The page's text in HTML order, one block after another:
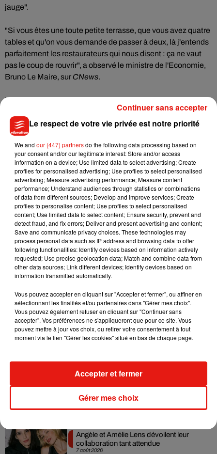
jauge".
"Si vous êtes une toute petite terrasse, que vous avez quatre
tables et qu'on vous demande de passer à deux, là j'entends
parfaitement les restaurateurs qui nous disent : ça ne vaut
pas le coup de rouvrir", a observé le ministre de l'Economie,
Bruno Le Maire, sur CNews.
Le Premier ministre doit trancher "dans la journée", a
(Avec AFP)
Musique
7 août 2026
Julien Lieb s’essaye à la vie de chatelain
dans son nouveau clip
7 août 2026
Madonna sort enfin le remix de « Love
Sensation » avec Kylie Minogue
Tayc et Didi B dévoilent le single le plus
dansant de l’année
7 août 2026
Angèle et Amélie Lens dévoilent leur
collaboration tant attendue
Le respect de votre vie privée est notre priorité
We and our (447) partnersdo the following data processing based on
your consent and/or our legitimate interest: Store and/or access
information on a device; Use limited data to select advertising; Create
profiles for personalised advertising; Use profiles to select personalised
advertising; Measure advertising performance; Measure content
performance; Understand audiences through statistics or combinations
of data from different sources; Develop and improve services; Create
profiles to personalise content; Use profiles to select personalised
content; Use limited data to select content; Ensure security, prevent and
detect fraud, and fix errors; Deliver and present advertising and content;
Save and communicate privacy choices. These technologies may
process personal data such as IP address and browsing data to offer
following functionalities: Identify devices based on information actively
requested; Use precise geolocation data; Match and combine data from
other data sources; Link different devices; Identify devices based on
information transmitted automatically.
Vous pouvez accepter en cliquant sur "Accepter et fermer", ou affiner en
sélectionnant les finalités et/ou partenaires dans "Gérer mes choix".
Vous pouvez également refuser en cliquant sur "Continuer sans
accepter". Vos préférences ne s'appliqueront que pour ce site. Vous
pouvez mettre à jour vos choix, ou retirer votre consentement à tout
moment via le lien "Gérer les cookies" situé en bas de chaque page.
Gérer mes choix
Accepter et fermer
Continuer sans accepter